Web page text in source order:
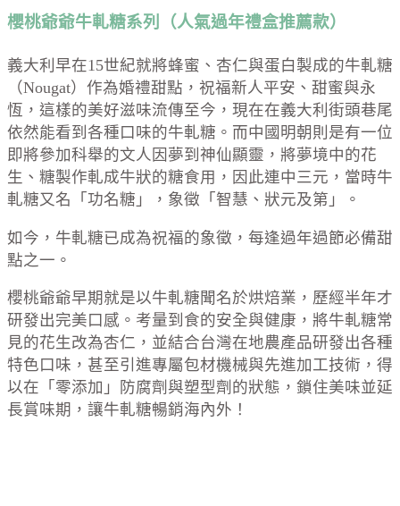
櫻桃爺爺牛軋糖系列（人氣過年禮盒推薦款）
義大利早在15世紀就將蜂蜜、杏仁與蛋白製成的牛軋糖
（Nougat）作為婚禮甜點，祝福新人平安、甜蜜與永
恆，這樣的美好滋味流傳至今，現在在義大利街頭巷尾
依然能看到各種口味的牛軋糖。而中國明朝則是有一位
即將參加科舉的文人因夢到神仙顯靈，將夢境中的花
生、糖製作軋成牛狀的糖食用，因此連中三元，當時牛
軋糖又名「功名糖」，象徵「智慧、狀元及第」。
如今，牛軋糖已成為祝福的象徵，每逢過年過節必備甜
點之一。
櫻桃爺爺早期就是以牛軋糖聞名於烘焙業，歷經半年才
研發出完美口感。考量到食的安全與健康，將牛軋糖常
見的花生改為杏仁，並結合台灣在地農產品研發出各種
特色口味，甚至引進專屬包材機械與先進加工技術，得
以在「零添加」防腐劑與塑型劑的狀態，鎖住美味並延
長賞味期，讓牛軋糖暢銷海內外！